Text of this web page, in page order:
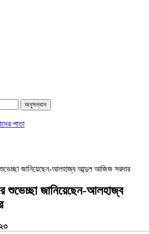
জানিয়েছেন-আলহাজ্ব আব্দুল আজিজ সরদার
শুভেচ্ছা জানিয়েছেন-আলহাজ্ব